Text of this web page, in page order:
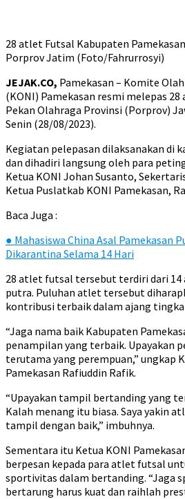
28 atlet Futsal Kabupaten
Porprov Jatim (Foto/Fahrurrosyi)
JEJAK.CO, Pamekasan – Komite
(KONI) Pamekasan resmi melepas
Pekan Olahraga Provinsi (Porprov)
Senin (28/08/2023).
Kegiatan pelepasan dilaksanakan di
dan dihadiri langsung oleh para
Ketua KONI Johan Susanto,
Ketua Puslatkab KONI Pamekasan,
Baca Juga :
● Mahasiswa China Asal Pamekasan
Dikarantina Selama 14 Hari
28 atlet futsal tersebut terdiri dari
putra. Puluhan atlet tersebut
kontribusi terbaik dalam ajang
“Jaga nama baik Kabupaten
penampilan yang terbaik. Upayakan
terutama yang perempuan,” ungkap
Pamekasan Rafiuddin Rafik.
“Upayakan tampil bertanding yang
Kalah menang itu biasa. Saya yakin
tampil dengan baik,” imbuhnya.
Sementara itu Ketua KONI
berpesan kepada para atlet futsal
sportivitas dalam bertanding. “Jaga
bertarung harus kuat dan raihlah